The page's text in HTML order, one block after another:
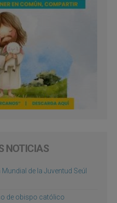
NOTICIAS
de la Juventud Seúl
de obispo católico